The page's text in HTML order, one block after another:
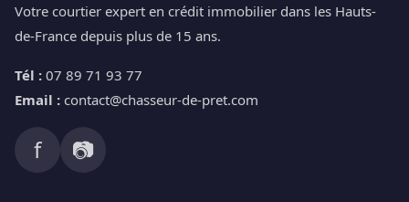
Votre courtier expert en crédit immobilier dans les Hauts-
de-France depuis plus de 15 ans.
Tél : 07 89 71 93 77
Email : contact@chasseur-de-pret.com
f 📷